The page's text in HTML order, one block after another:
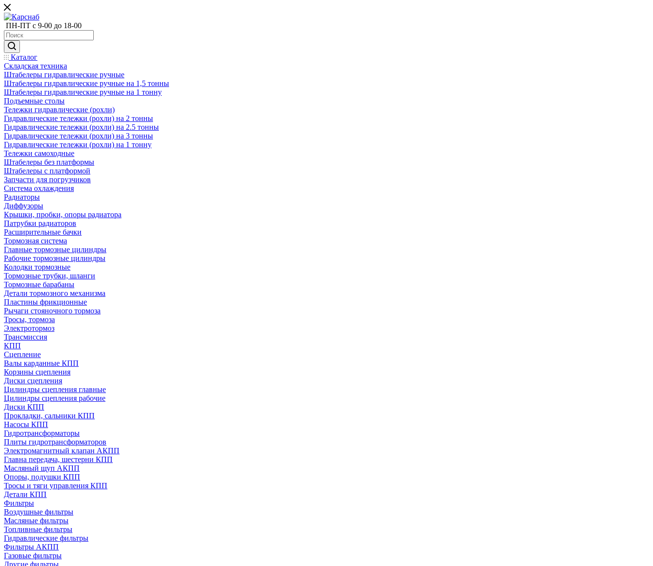
ПН-ПТ с 9-00 до 18-00
Каталог
Складская техника
Штабелеры гидравлические ручные
Штабелеры гидравлические ручные на 1,5 тонны
Штабелеры гидравлические ручные на 1 тонну
Подъемные столы
Тележки гидравлические (рохли)
Гидравлические тележки (рохли) на 2 тонны
Гидравлические тележки (рохли) на 2.5 тонны
Гидравлические тележки (рохли) на 3 тонны
Гидравлические тележки (рохли) на 1 тонну
Тележки самоходные
Штабелеры без платформы
Штабелеры с платформой
Запчасти для погрузчиков
Система охлаждения
Радиаторы
Диффузоры
Крышки, пробки, опоры радиатора
Патрубки радиаторов
Расширительные бачки
Тормозная система
Главные тормозные цилиндры
Рабочие тормозные цилиндры
Колодки тормозные
Тормозные трубки, шланги
Тормозные барабаны
Детали тормозного механизма
Пластины фрикционные
Рычаги стояночного тормоза
Тросы, тормоза
Электротормоз
Трансмиссия
КПП
Сцепление
Валы карданные КПП
Корзины сцепления
Диски сцепления
Цилиндры сцепления главные
Цилиндры сцепления рабочие
Диски КПП
Прокладки, сальники КПП
Насосы КПП
Гидротрансформаторы
Плиты гидротрансформаторов
Электромагнитный клапан АКПП
Главна передача, шестерни КПП
Масляный щуп АКПП
Опоры, подушки КПП
Тросы и тяги управления КПП
Детали КПП
Фильтры
Воздушные фильтры
Масляные фильтры
Топливные фильтры
Гидравлические фильтры
Фильтры АКПП
Газовые фильтры
Другие фильтры